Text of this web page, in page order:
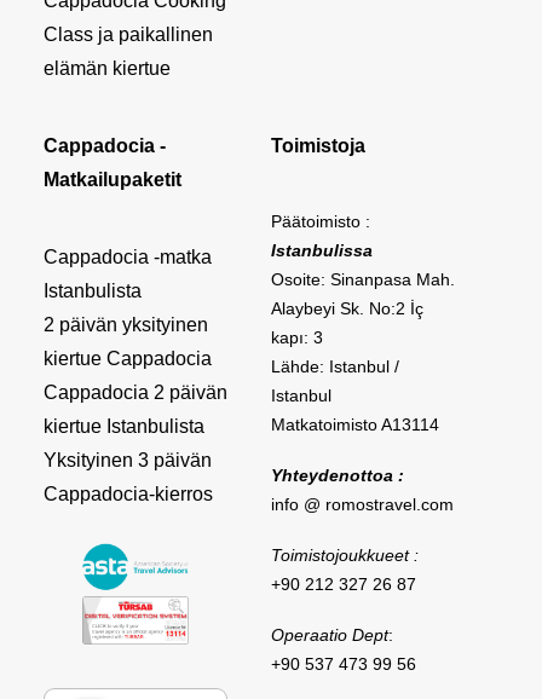
Class ja paikallinen
elämän kiertue
Cappadocia -
Matkailupaketit
Cappadocia -matka
Istanbulista
2 päivän yksityinen
kiertue Cappadocia
Cappadocia 2 päivän
kiertue Istanbulista
Yksityinen 3 päivän
Cappadocia-kierros
Toimistoja
Päätoimisto :
Istanbulissa
Osoite: Sinanpasa Mah.
Alaybeyi Sk. No:2 İç
kapı: 3
Lähde: Istanbul /
Istanbul
Matkatoimisto A13114
Yhteydenottoa :
info @ romostravel.com
Toimistojoukkueet :
+90 212 327 26 87
Operaatio Dept:
+90 537 473 99 56